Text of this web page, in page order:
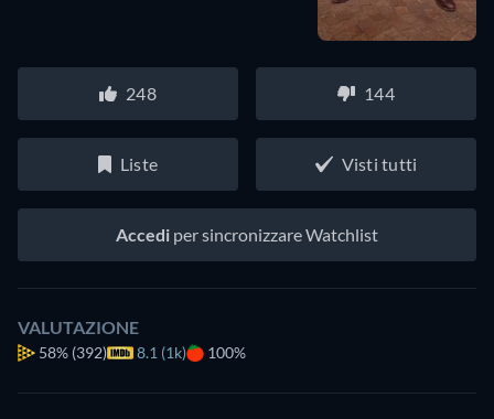
248 144
Liste Visti tutti
Accedi per sincronizzare Watchlist
VALUTAZIONE
58% (392) 8.1 (1k) 100%